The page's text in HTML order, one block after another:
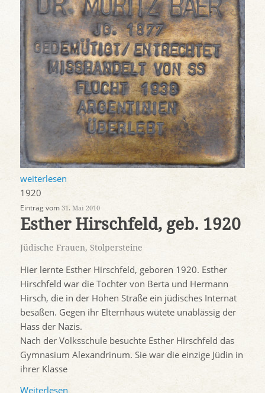
weiterlesen
1920
Eintrag vom 31. Mai 2010
Esther Hirschfeld, geb. 1920
Jüdische Frauen, Stolpersteine
Hier lernte Esther Hirschfeld, geboren 1920. Esther
Hirschfeld war die Tochter von Berta und Hermann
Hirsch, die in der Hohen Straße ein jüdisches Internat
besaßen. Gegen ihr Elternhaus wütete unablässig der
Hass der Nazis.
Nach der Volksschule besuchte Esther Hirschfeld das
Gymnasium Alexandrinum. Sie war die einzige Jüdin in
ihrer Klasse
Weiterlesen